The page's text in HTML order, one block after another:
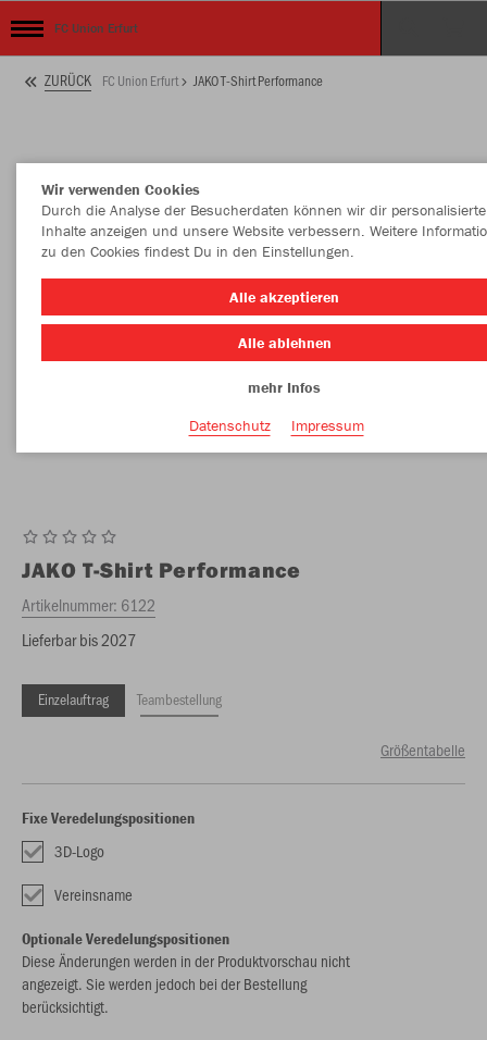
FC Union Erfurt
ZURÜCK FC Union Erfurt JAKO T-Shirt Performance
JAKO T-Shirt Performance
Artikelnummer: 6122
Lieferbar bis 2027
Einzelauftrag Teambestellung
Größentabelle
Fixe Veredelungspositionen
3D-Logo
Vereinsname
Optionale Veredelungspositionen
Diese Änderungen werden in der Produktvorschau nicht
angezeigt. Sie werden jedoch bei der Bestellung
berücksichtigt.
Wir verwenden Cookies
Durch die Analyse der Besucherdaten können wir dir personalisierte
Inhalte anzeigen und unsere Website verbessern. Weitere
zu den Cookies findest Du in den Einstellungen.
Alle akzeptieren
Alle ablehnen
mehr Infos
Datenschutz
Impressum